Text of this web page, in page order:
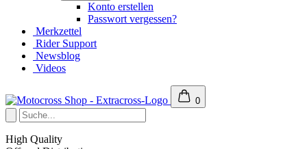
Konto erstellen
Passwort vergessen?
Merkzettel
Rider Support
Newsblog
Videos
0
High Quality